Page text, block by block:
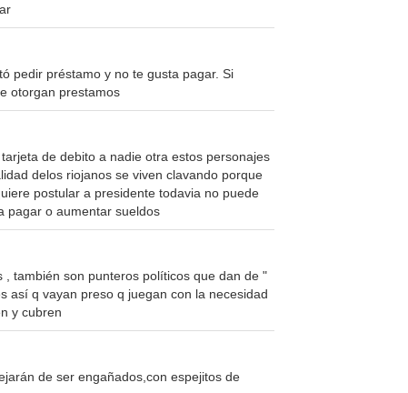
pedir préstamo y no te gusta pagar. Si
otorgan prestamos
de debito a nadie otra estos personajes
delos riojanos se viven clavando porque
postular a presidente todavia no puede
pagar o aumentar sueldos
también son punteros políticos que dan de "
así q vayan preso q juegan con la necesidad
y cubren
de ser engañados,con espejitos de